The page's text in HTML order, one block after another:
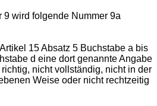
9 wird folgende Nummer 9a
15 Absatz 5 Buchstabe a bis
d eine dort genannte Angabe
nicht vollständig, nicht in der
Weise oder nicht rechtzeitig